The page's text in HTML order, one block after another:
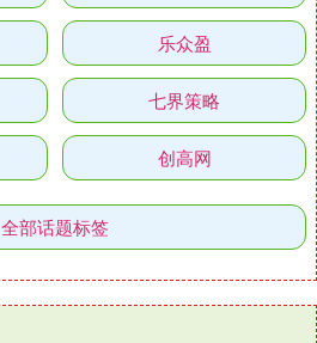
乐众盈
七界策略
创高网
全部话题标签